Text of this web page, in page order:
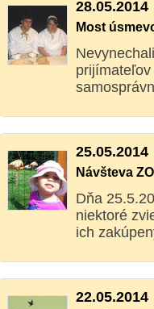
28.05.2014
Most
25.05.2014
Návšteva
Dňa
niektoré
ich
22.05.2014